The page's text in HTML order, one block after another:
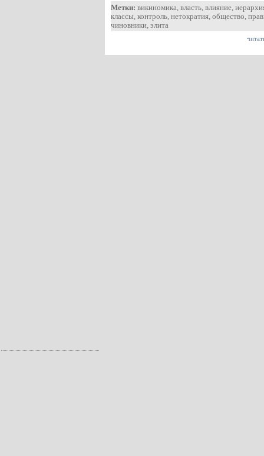
Метки: викиномика, власть, влияние,
классы, контроль, нетократия, общество,
чиновники, элита